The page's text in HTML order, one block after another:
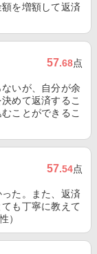
を増額して返済
57.68点
いが、自分が余
めて返済するこ
ことができるこ
57.54点
た。また、返済
も丁寧に教えて
）